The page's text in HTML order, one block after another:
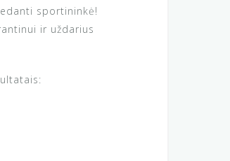
sportininkė!
ir uždarius